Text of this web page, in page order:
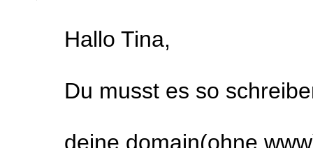
Hallo Tina,
Du musst es so
deine domain(ohne